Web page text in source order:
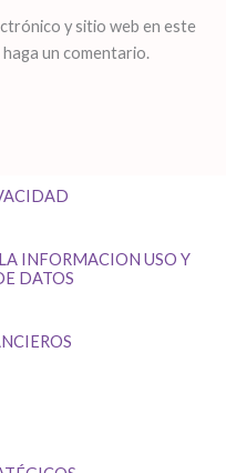
y sitio web en este
un comentario.
INFORMACION USO Y
DATOS